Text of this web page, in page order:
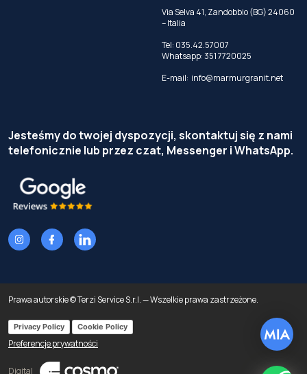
Via Selva 41, Zandobbio (BG) 24060
– Italia
Tel: 035.42.57007
Whatsapp:351 7720025
E-mail: info@marmurgranit.net
Jesteśmy do twojej dyspozycji, skontaktuj się z nami
telefonicznie lub przez czat, Messenger i WhatsApp.
Prawa autorskie © Terzi Service S.r.l. — Wszelkie prawa zastrzeżone.
Privacy Policy Cookie Policy
Preferencje prywatności
Digital